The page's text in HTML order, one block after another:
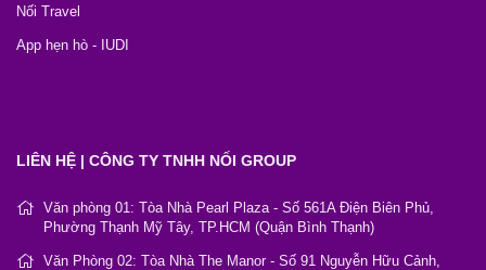
Nối Travel
App hẹn hò - IUDI
LIÊN HỆ | CÔNG TY TNHH NỐI GROUP
Văn phòng 01: Tòa Nhà Pearl Plaza - Số 561A Điện Biên Phủ,
Phường Thạnh Mỹ Tây, TP.HCM (Quận Bình Thạnh)
Văn Phòng 02: Tòa Nhà The Manor - Số 91 Nguyễn Hữu Cảnh,